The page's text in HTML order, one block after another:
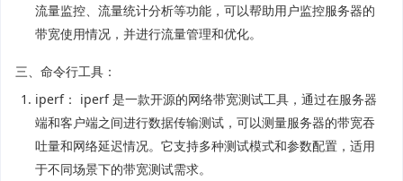
流量监控、流量统计分析等功能，可以帮助用户监控服务器的
带宽使用情况，并进行流量管理和优化。
三、命令行工具：
iperf： iperf 是一款开源的网络带宽测试工具，通过在服务器
端和客户端之间进行数据传输测试，可以测量服务器的带宽吞
吐量和网络延迟情况。它支持多种测试模式和参数配置，适用
于不同场景下的带宽测试需求。